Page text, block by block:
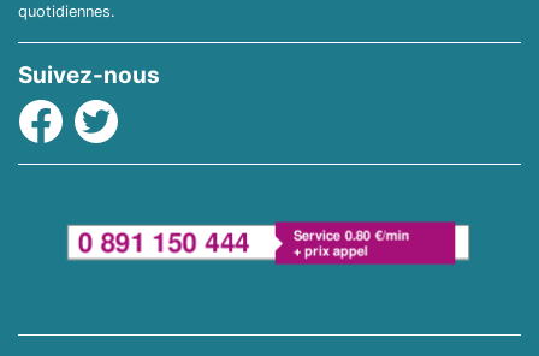
quotidiennes.
Suivez-nous
Facebook
Twitter